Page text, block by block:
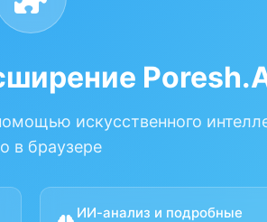
искусственного
в браузере
ИИ-анализ и подробные